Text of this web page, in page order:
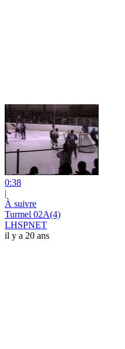
0:38
|
À suivre
Turmel 02A(4)
LHSPNET
il y a 20 ans